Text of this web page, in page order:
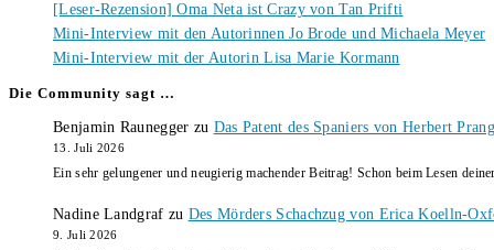
[Leser-Rezension] Oma Neta ist Crazy von Tan Prifti
Mini-Interview mit den Autorinnen Jo Brode und Michaela Meyer
Mini-Interview mit der Autorin Lisa Marie Kormann
Die Community sagt …
Benjamin Raunegger zu Das Patent des Spaniers von Herbert
13. Juli 2026
Ein sehr gelungener und neugierig machender Beitrag! Schon beim Lesen
Nadine Landgraf zu Des Mörders Schachzug von Erica Koelln-
9. Juli 2026